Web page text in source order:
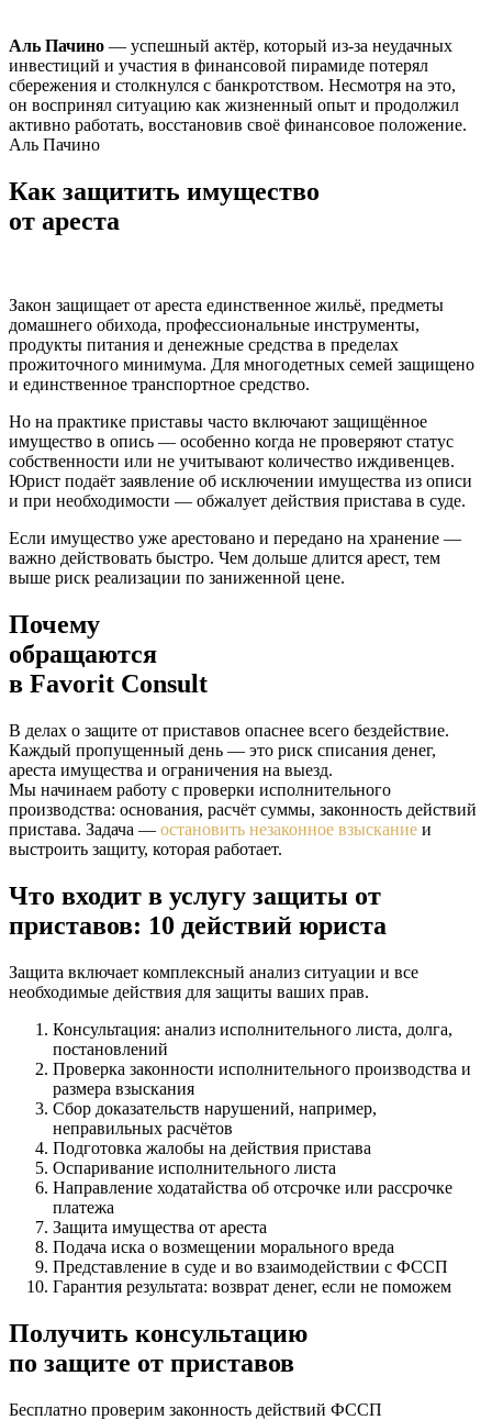
Аль Пачино — успешный актёр, который из-за неудачных
инвестиций и участия в финансовой пирамиде потерял
сбережения и столкнулся с банкротством. Несмотря на это,
он воспринял ситуацию как жизненный опыт и продолжил
активно работать, восстановив своё финансовое положение.
Аль Пачино
Как защитить имущество
от ареста
Закон защищает от ареста единственное жильё, предметы
домашнего обихода, профессиональные инструменты,
продукты питания и денежные средства в пределах
прожиточного минимума. Для многодетных семей защищено
и единственное транспортное средство.
Но на практике приставы часто включают защищённое
имущество в опись — особенно когда не проверяют статус
собственности или не учитывают количество иждивенцев.
Юрист подаёт заявление об исключении имущества из описи
и при необходимости — обжалует действия пристава в суде.
Если имущество уже арестовано и передано на хранение —
важно действовать быстро. Чем дольше длится арест, тем
выше риск реализации по заниженной цене.
Почему
обращаются
в Favorit Consult
В делах о защите от приставов опаснее всего бездействие.
Каждый пропущенный день — это риск списания денег,
ареста имущества и ограничения на выезд.
Мы начинаем работу с проверки исполнительного
производства: основания, расчёт суммы, законность действий
пристава. Задача — остановить незаконное взыскание и
выстроить защиту, которая работает.
Что входит в услугу защиты от
приставов: 10 действий юриста
Защита включает комплексный анализ ситуации и все
необходимые действия для защиты ваших прав.
Консультация: анализ исполнительного листа, долга,
постановлений
Проверка законности исполнительного производства и
размера взыскания
Сбор доказательств нарушений, например,
неправильных расчётов
Подготовка жалобы на действия пристава
Оспаривание исполнительного листа
Направление ходатайства об отсрочке или рассрочке
платежа
Защита имущества от ареста
Подача иска о возмещении морального вреда
Представление в суде и во взаимодействии с ФССП
Гарантия результата: возврат денег, если не поможем
Получить консультацию
по защите от приставов
Бесплатно проверим законность действий ФССП